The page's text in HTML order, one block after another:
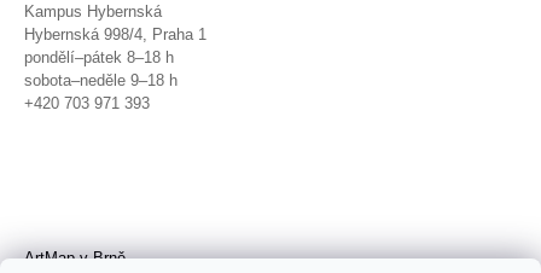
Kampus Hybernská
Hybernská 998/4, Praha 1
pondělí–pátek 8–18 h
sobota–neděle 9–18 h
+420 703 971 393
ArtMap v Brně